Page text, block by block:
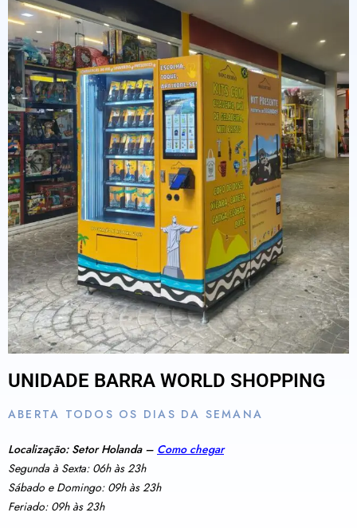
UNIDADE BARRA WORLD SHOPPING
ABERTA TODOS OS DIAS DA SEMANA
Localização: Setor Holanda – Como chegar
Segunda à Sexta: 06h às 23h
Sábado e Domingo: 09h às 23h
Feriado: 09h às 23h